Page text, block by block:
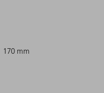
170 mm